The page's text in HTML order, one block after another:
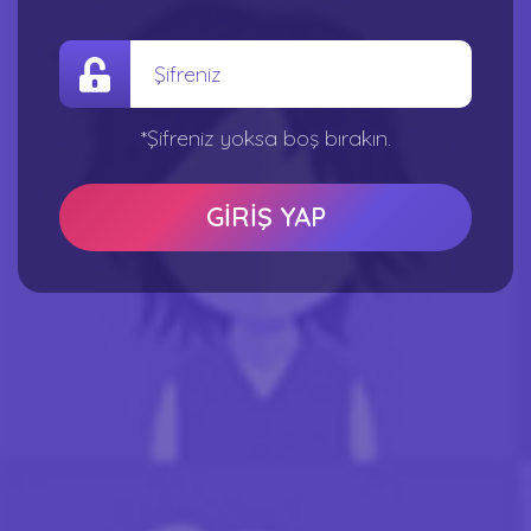
*Şifreniz yoksa boş bırakın.
GİRİŞ YAP